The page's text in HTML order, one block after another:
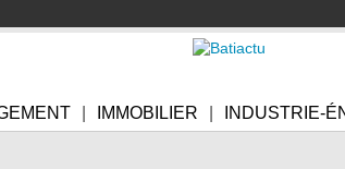
IMMOBILIER INDUSTRIE-